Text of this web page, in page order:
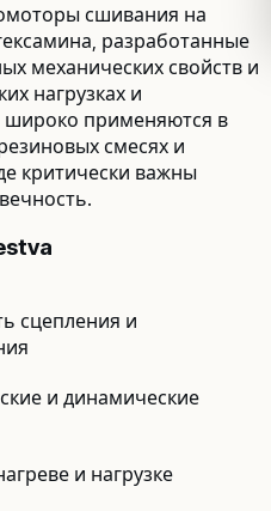
сшивания на
разработанные
механических свойств и
нагрузках и
широко применяются в
смесях и
критически важны
сцепления и
и динамические
и нагрузке